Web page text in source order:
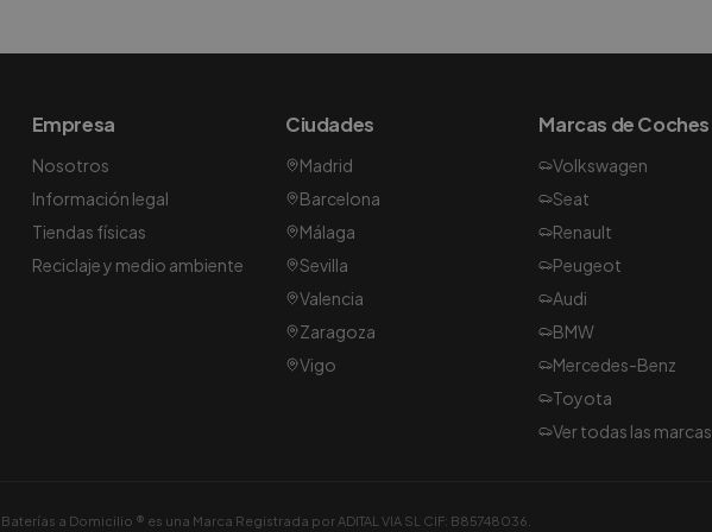
Empresa
Nosotros
Información legal
Tiendas físicas
Reciclaje y medio ambiente
Ciudades
Madrid
Barcelona
Málaga
Sevilla
Valencia
Zaragoza
Vigo
Marcas de Coches
Volkswagen
Seat
Renault
Peugeot
Audi
BMW
Mercedes-Benz
Toyota
Ver todas las marcas
Baterías a Domicilio ® es una Marca Registrada por ADITAL VIA SL CIF: B85748036.